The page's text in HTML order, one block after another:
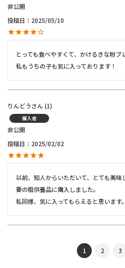
非公開
投稿日
2025/05/10
とっても食べやすくて、かけるきな粉
私もうちの子も気に入っております！
りんどう 1
購入者
非公開
投稿日
2025/02/02
以前、知人からいただいて、とても美
要の粗供養品に購入しました。
私同様、気に入ってもらえると思います。
1
2 3